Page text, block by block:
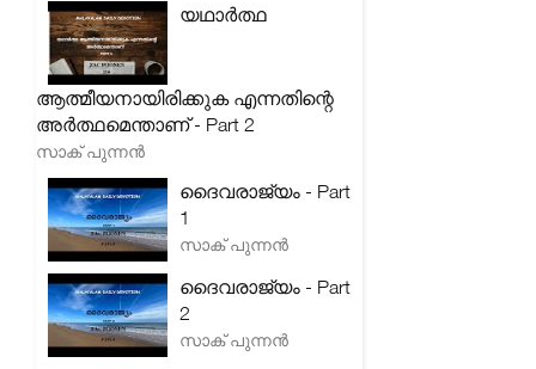
യഥാർത്ഥ
ആത്മീയനായിരിക്കുക എന്നതിന്റെ
അർത്ഥമെന്താണ് - Part 2
സാക് പുന്നൻ
ദൈവരാജ്യം - Part
1
സാക് പുന്നൻ
ദൈവരാജ്യം - Part
2
സാക് പുന്നൻ